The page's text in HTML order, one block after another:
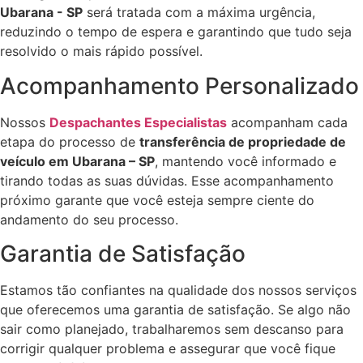
Ubarana - SP será tratada com a máxima urgência,
reduzindo o tempo de espera e garantindo que tudo seja
resolvido o mais rápido possível.
Acompanhamento Personalizado
Nossos Despachantes Especialistas acompanham cada
etapa do processo de transferência de propriedade de
veículo em Ubarana – SP, mantendo você informado e
tirando todas as suas dúvidas. Esse acompanhamento
próximo garante que você esteja sempre ciente do
andamento do seu processo.
Garantia de Satisfação
Estamos tão confiantes na qualidade dos nossos serviços
que oferecemos uma garantia de satisfação. Se algo não
sair como planejado, trabalharemos sem descanso para
corrigir qualquer problema e assegurar que você fique